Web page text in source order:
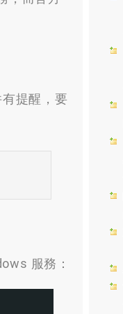
提醒，要
服務：